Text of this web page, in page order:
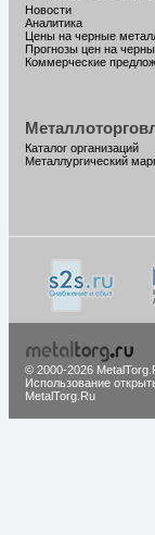
Новости
Аналитика
Цены на черные
Прогнозы цен на
Коммерческие
Каталог организаций
Металлургический
© 2000-2026
Использование
MetalTorg.Ru